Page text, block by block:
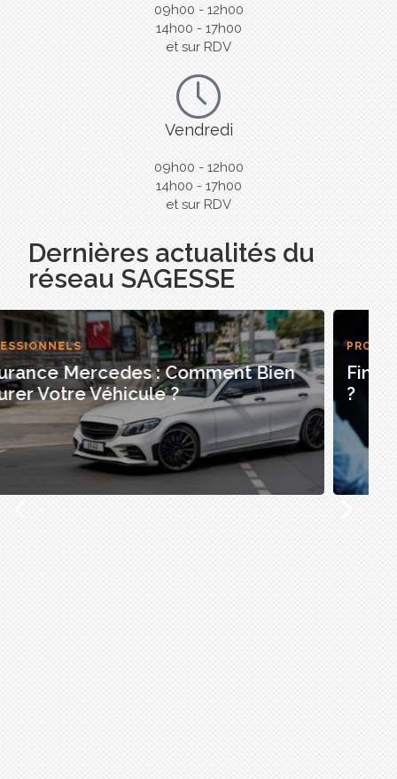
09h00 - 12h00
14h00 - 17h00
et sur RDV
Vendredi
09h00 - 12h00
14h00 - 17h00
et sur RDV
Dernières actualités du
réseau SAGESSE
PROFESSIONNELS
Fin Du CPF Pour Le Permis De Conduire
?